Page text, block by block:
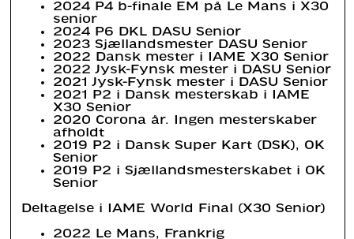
2024 P4 b-finale EM på Le Mans i X30
senior
2024 P6 DKL DASU Senior
2023 Sjællandsmester DASU Senior
2022 Dansk mester i IAME X30 Senior
2022 Jysk-Fynsk mester i DASU Senior
2021 Jysk-Fynsk mester i DASU Senior
2021 P2 i Dansk mesterskab i IAME
X30 Senior
2020 Corona år. Ingen mesterskaber
afholdt
2019 P2 i Dansk Super Kart (DSK), OK
Senior
2019 P2 i Sjællandsmesterskabet i OK
Senior
Deltagelse i IAME World Final (X30 Senior)
2022 Le Mans, Frankrig